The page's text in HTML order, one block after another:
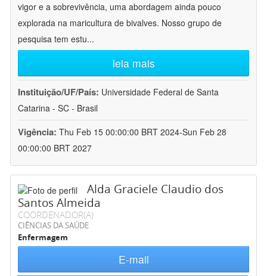
vigor e a sobrevivência, uma abordagem ainda pouco
explorada na maricultura de bivalves. Nosso grupo de
pesquisa tem estu...
leia mais
Instituição/UF/País: Universidade Federal de Santa
Catarina - SC - Brasil
Vigência: Thu Feb 15 00:00:00 BRT 2024-Sun Feb 28
00:00:00 BRT 2027
Alda Graciele Claudio dos
Santos Almeida
COORDENADOR(A)
CIÊNCIAS DA SAÚDE
Enfermagem
E-mail